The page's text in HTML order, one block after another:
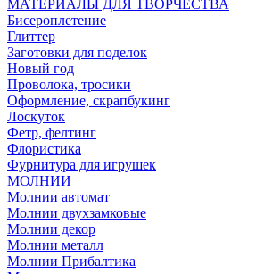
МАТЕРИАЛЫ ДЛЯ ТВОРЧЕСТВА
Бисероплетение
Глиттер
Заготовки для поделок
Новый год
Проволока, тросики
Оформление, скрапбукинг
Лоскуток
Фетр, фелтинг
Флористика
Фурнитура для игрушек
МОЛНИИ
Молнии автомат
Молнии двухзамковые
Молнии декор
Молнии металл
Молнии Прибалтика